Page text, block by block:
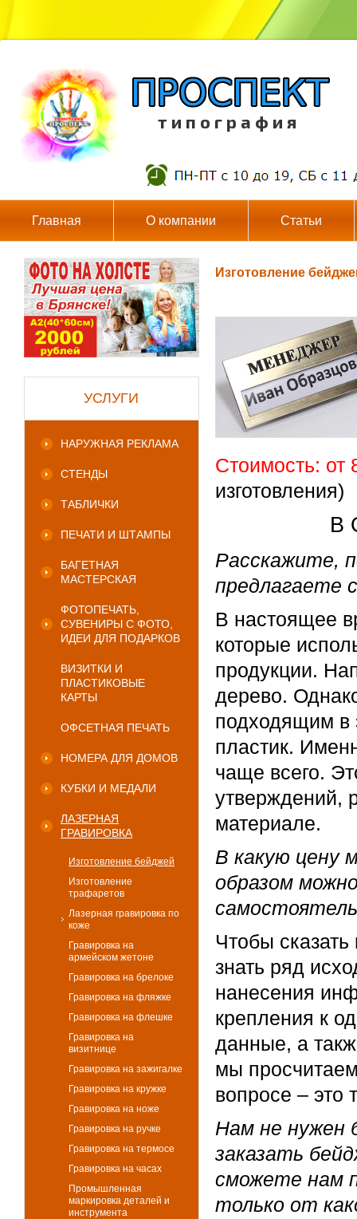
т и п о г р а ф и я
Главная О компании Статьи
УСЛУГИ
НАРУЖНАЯ РЕКЛАМА
СТЕНДЫ
ТАБЛИЧКИ
ПЕЧАТИ И ШТАМПЫ
БАГЕТНАЯ
МАСТЕРСКАЯ
ФОТОПЕЧАТЬ,
СУВЕНИРЫ С ФОТО,
ИДЕИ ДЛЯ ПОДАРКОВ
ВИЗИТКИ И
ПЛАСТИКОВЫЕ
КАРТЫ
ОФСЕТНАЯ ПЕЧАТЬ
НОМЕРА ДЛЯ ДОМОВ
КУБКИ И МЕДАЛИ
ЛАЗЕРНАЯ
ГРАВИРОВКА
Изготовление бейджей
Изготовление
трафаретов
Лазерная гравировка по
коже
Гравировка на
армейском жетоне
Гравировка на брелоке
Гравировка на фляжке
Гравировка на флешке
Гравировка на
визитнице
Гравировка на зажигалке
Гравировка на кружке
Гравировка на ноже
Гравировка на ручке
Гравировка на термосе
Гравировка на часах
Промышленная
маркировка деталей и
инструмента
Изготовление
Стоимость: от
изготовления)
В
Расскажите,
предлагаете
В настоящее
которые
продукции.
дерево.
подходящим в
пластик.
чаще всего.
утверждений,
материале.
В какую цену
образом
Чтобы
знать ряд
нанесения
крепления к
данные, а
мы
вопросе – это
Нам не нужен
заказать
сможете нам
только от